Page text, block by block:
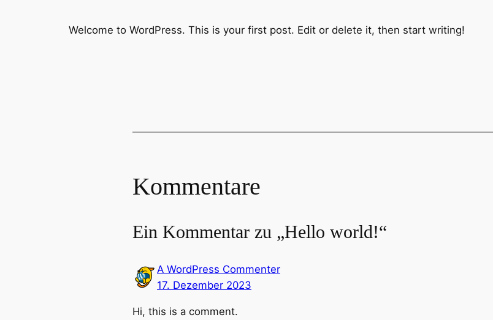
Welcome to WordPress. This is your first post. Edit or delete it, then start writing!
Kommentare
Ein Kommentar zu „Hello world!“
A WordPress Commenter
17. Dezember 2023
Hi, this is a comment.